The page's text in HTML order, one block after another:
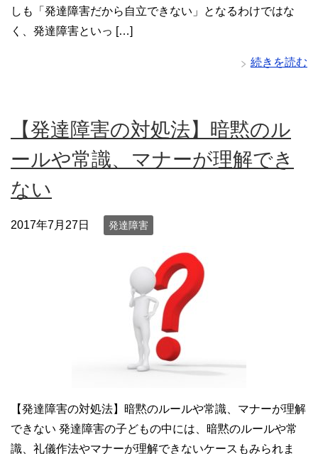
しも「発達障害だから自立できない」となるわけではな
く、発達障害といっ […]
続きを読む
【発達障害の対処法】暗黙のル
ールや常識、マナーが理解でき
ない
2017年7月27日 発達障害
【発達障害の対処法】暗黙のルールや常識、マナーが理解
できない 発達障害の子どもの中には、暗黙のルールや常
識、礼儀作法やマナーが理解できないケースもみられま